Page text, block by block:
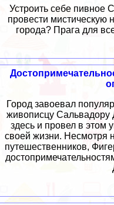
Устроить себе пивное
провести мистическую
города? Прага для
Город завоевал
живописцу Сальвадору
здесь и провел в этом
своей жизни. Несмотря
путешественников,